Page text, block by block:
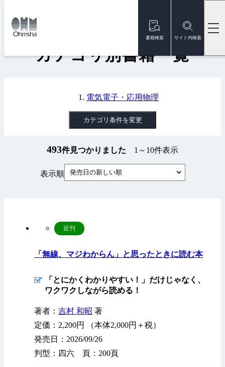
書籍検索 サイト内検索
トップ
カテゴリ別書籍一覧
電気電子・応用物理
カテゴリ条件を変更
493件見つかりました 1～10件表示
表示順 発売日の新しい順
「無線、マジわからん」と思ったときに読む本
近刊
「とにかくわかりやすい！」だけじゃなく、
ワクワクしながら読める！
著者： 吉村 和昭 著
定価：2,200円 （本体2,000円＋税）
発売日：2026/09/26
判型：四六 頁：200頁